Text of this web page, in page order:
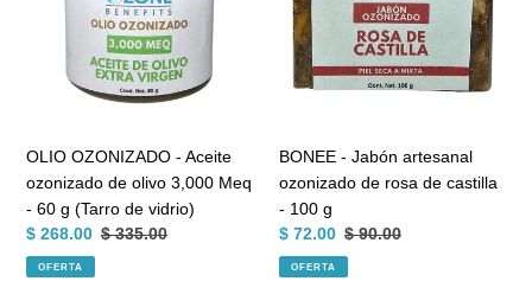
ozonizado
(Tarro
vidrio)
OLIO OZONIZADO - Aceite
ozonizado de olivo 3,000 Meq
- 60 g (Tarro de vidrio)
Precio
de
venta
$ 268.00 Precio
$ 335.00
OFERTA
ozonizado
de
rosa
de
BONEE - Jabón artesanal
ozonizado de rosa de castilla
- 100 g
Precio
de
venta
$ 72.00 Precio
habitual
$ 90.00
OFERTA